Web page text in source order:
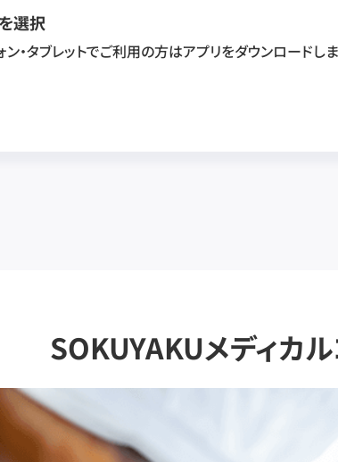
選択
ン・タブレットでご利用の方はアプリをダウンロードしま
SOKUYAKUメディカ